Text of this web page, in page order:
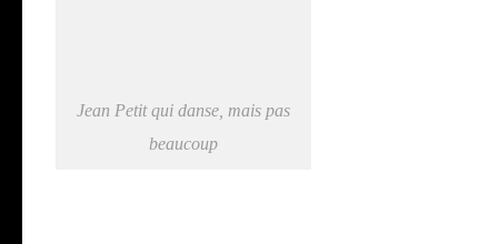
Jean Petit qui danse, mais pas
beau­coup